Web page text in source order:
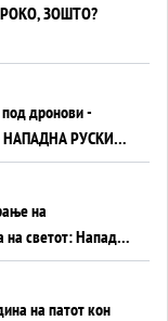
ЗОШТО?
дронови -
РУСКИОТ
на
на светот: Нападот
енергетски
на патот кон